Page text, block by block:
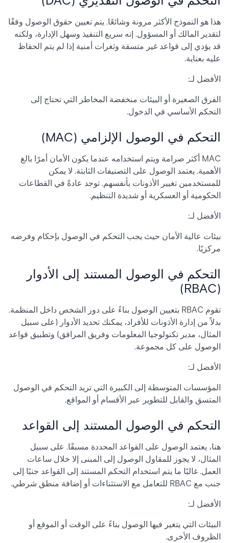
هذا هو النموذج الأكثر مرونة وشائعًا. يتم تعيين حقوق الوصول وفقًا
لتقدير المالك أو المسؤول. إنه سريع التنفيذ وسهل الإدارة، ولكنه
قد يؤدي إلى قواعد غير متسقة وثغرات أمنية إذا لم يتم الحفاظ
عليه بعناية.
الأفضل لـ:
الفرق الصغيرة أو البيئات منخفضة المخاطر التي تحتاج إلى
التحكم الأساسي في الدخول.
التحكم في الوصول الإلزامي (MAC)
MAC أكثر صرامة ويتم استخدامه عندما يكون الأمان أمرًا بالغ
الأهمية. يعتمد الوصول على التصنيفات الثابتة. لا يمكن
للمستخدمين تغيير الأذونات بأنفسهم. توجد عادةً في القطاعات
الحكومية أو العسكرية أو شديدة التنظيم.
الأفضل لـ:
بيئات عالية الأمان حيث يجب التحكم في الوصول بإحكام وفرضه
مركزيًا.
التحكم في الوصول المستند إلى الأدوار
(RBAC)
تقوم RBAC بتعيين الوصول بناءً على دور الشخص داخل المنظمة.
بدلاً من إدارة الأذونات للأفراد، يمكنك تحديد الأدوار (على سبيل
المثال، مدير تكنولوجيا المعلومات وفريق المرافق) وتطبيق قواعد
الوصول على كل مجموعة.
الأفضل لـ:
المؤسسات المتوسطة إلى الكبيرة التي تريد التحكم في الوصول
المتسق والقابل للتطوير عبر الأقسام أو المواقع.
التحكم في الوصول المستند إلى القواعد
هنا، يعتمد الوصول على القواعد المحددة مسبقًا. على سبيل
المثال، لا يجوز للمقاول الوصول إلى المبنى إلا خلال ساعات
العمل. غالبًا ما يتم استخدام التحكم المستند إلى القواعد جنبًا إلى
جنب مع RBAC للتعامل مع الاستثناءات أو إضافة منطق شرطي.
الأفضل لـ:
البيئات التي يتغير فيها الوصول بناءً على الوقت أو الموقع أو
الظروف الأخرى.